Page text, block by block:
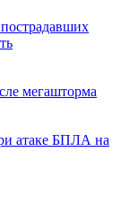
мегашторма
атаке БПЛА на